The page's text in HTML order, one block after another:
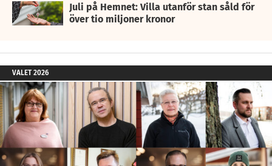
Juli på Hemnet: Villa utanför stan såld för
över tio miljoner kronor
VALET 2026